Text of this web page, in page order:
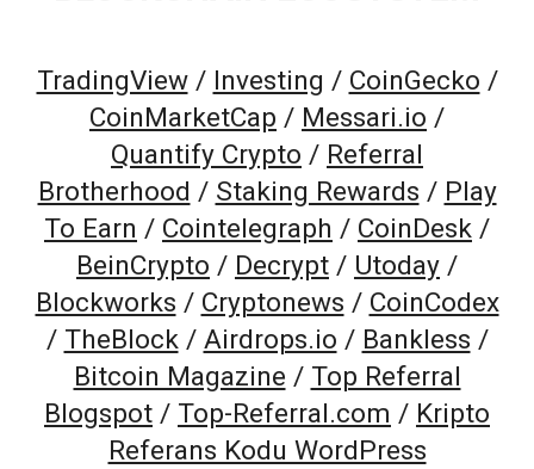
TradingView/ Investing / CoinGecko /
CoinMarketCap / Messari.io /
Quantify Crypto / Referral
Brotherhood / Staking Rewards / Play
To Earn / Cointelegraph / CoinDesk /
BeinCrypto / Decrypt / Utoday /
Blockworks / Cryptonews / CoinCodex
/ TheBlock/ Airdrops.io / Bankless /
Bitcoin Magazine / Top Referral
Blogspot / Top-Referral.com / Kripto
Referans Kodu WordPress